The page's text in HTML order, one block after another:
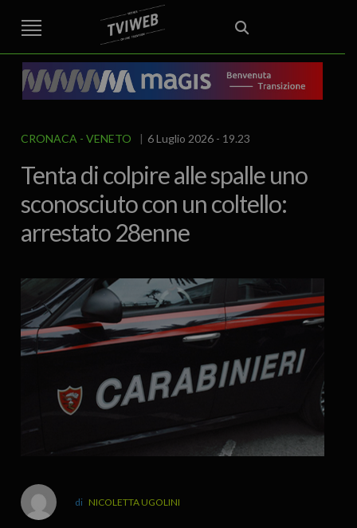
STREET TG CRONACA VENETO
VICENZA E PROVINCIA
AREA BERICA
ECONOMIA ATTUALITA’ POLITICA
EDITORIALE ITALIA E MONDO CURIOSITÀ – LIFESTYLE
CULTURA ARTE
SPORT
IL GRAFFIO FOOD & DRINK
CRONACA VENETO 6 Luglio 2026 - 19.23
Tenta di colpire alle spalle uno
sconosciuto con un coltello:
arrestato 28enne
NICOLETTA UGOLINI